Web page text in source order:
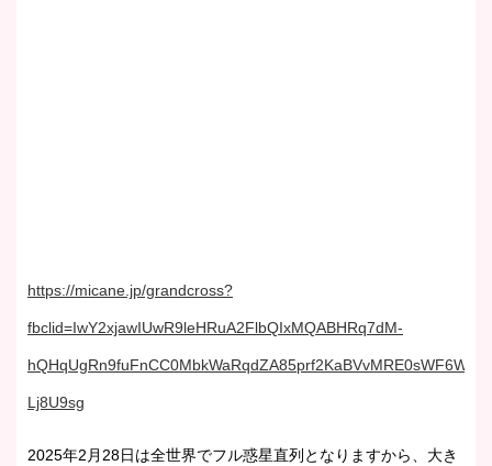
https://micane.jp/grandcross?
fbclid=IwY2xjawIUwR9leHRuA2FlbQIxMQABHRq7dM-
Lj8U9sg
2025年2月28日は全世界でフル惑星直列となりますから、大き